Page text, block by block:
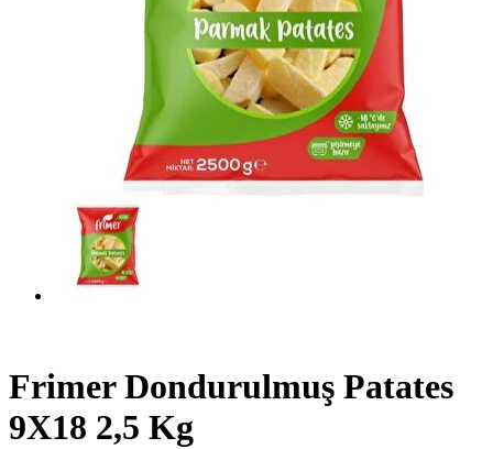
Frimer Dondurulmuş Patates
9X18 2,5 Kg